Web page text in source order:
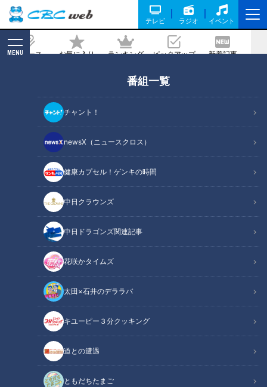
テレビ ラジオ イベント
ニュース お気に入り ランキング ピックアップ 新着記事
MENU
番組一覧
チャント！
newsX（ニュースクロス）
健康カプセル！ゲンキの時間
中日クラウンズ
中日ドラゴンズ関連記事
花咲かタイムズ
太田×石井のデララバ
キユーピー３分クッキング
道との遭遇
ともだちたまご
5！ステイホームでお役立ち&うまさにノ
ックアウト！
記事に戻る
この記事の画像（全18枚）